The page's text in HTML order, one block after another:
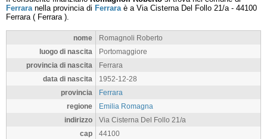
Ferraranella provincia di Ferraraè a Via Cisterna Del Follo 21/a- 44100
Ferrara( Ferrara).
nome
Romagnoli Roberto
luogo di nascita
Portomaggiore
provincia di nascita
Ferrara
data di nascita
1952-12-28
provincia
Ferrara
regione
Emilia Romagna
indirizzo
Via Cisterna Del Follo 21/a
cap
44100